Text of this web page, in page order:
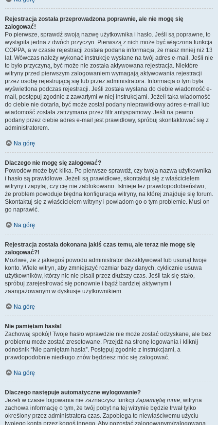
Rejestracja została przeprowadzona poprawnie, ale nie mogę się
zalogować!
Po pierwsze, sprawdź swoją nazwę użytkownika i hasło. Jeśli są poprawne, to
wystąpiła jedna z dwóch przyczyn. Pierwszą z nich może być włączona funkcja
COPPA, a w czasie rejestracji została podana informacja, że masz mniej niż 13
lat. Wówczas należy wykonać instrukcje wysłane na twój adres e-mail. Jeśli nie
to było przyczyną, być może nie została aktywowana rejestracja. Niektóre
witryny przed pierwszym zalogowaniem wymagają aktywowania rejestracji
przez osobę rejestrującą się lub przez administratora. Informacja o tym była
wyświetlona podczas rejestracji. Jeśli została wysłana do ciebie wiadomość e-
mail, postępuj zgodnie z zawartymi w niej instrukcjami. Jeżeli taka wiadomość
do ciebie nie dotarła, być może został podany nieprawidłowy adres e-mail lub
wiadomość została zatrzymana przez filtr antyspamowy. Jeśli na pewno
podany przez ciebie adres e-mail jest prawidłowy, spróbuj skontaktować się z
administratorem.
Na górę
Dlaczego nie mogę się zalogować?
Powodów może być kilka. Po pierwsze sprawdź, czy twoja nazwa użytkownika
i hasło są prawidłowe. Jeżeli są prawidłowe, skontaktuj się z właścicielem
witryny i zapytaj, czy cię nie zablokowano. Istnieje też prawdopodobieństwo,
że problem powoduje błędna konfiguracja witryny, na której znajduje się forum.
Skontaktuj się z właścicielem witryny i powiadom go o tym problemie. Musi on
go naprawić.
Na górę
Rejestracja została dokonana jakiś czas temu, ale teraz nie mogę się
zalogować?!
Możliwe, że z jakiegoś powodu administrator dezaktywował lub usunął twoje
konto. Wiele witryn, aby zmniejszyć rozmiar bazy danych, cyklicznie usuwa
użytkowników, którzy nic nie pisali przez dłuższy czas. Jeśli tak się stało,
spróbuj zarejestrować się ponownie i bądź bardziej aktywnym i
zaangażowanym w dyskusje użytkownikiem.
Na górę
Nie pamiętam hasła!
Zachowaj spokój! Twoje hasło wprawdzie nie może zostać odzyskane, ale bez
problemu może zostać zresetowane. Przejdź na stronę logowania i kliknij
odnośnik “Nie pamiętam hasła”. Postępuj zgodnie z instrukcjami, a
prawdopodobnie niedługo znów będziesz móc się zalogować.
Na górę
Dlaczego następuje automatyczne wylogowanie?
Jeżeli w czasie logowania nie zaznaczysz funkcjiZapamiętaj mnie, witryna
zachowa informację o tym, że twój pobyt na tej witrynie będzie trwał tylko
określony przez administratora czas. Zapobiega to niewłaściwemu użyciu
twojego konta przez kogoś innego. Aby pozostać zalogowanym/zalogowaną,